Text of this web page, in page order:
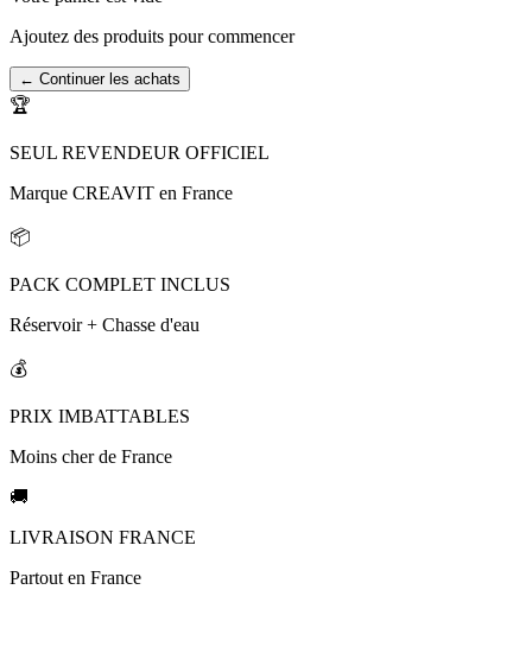
Ajoutez des produits pour commencer
← Continuer les achats
🏆
SEUL REVENDEUR OFFICIEL
Marque CREAVIT en France
📦
PACK COMPLET INCLUS
Réservoir + Chasse d'eau
💰
PRIX IMBATTABLES
Moins cher de France
🚚
LIVRAISON FRANCE
Partout en France